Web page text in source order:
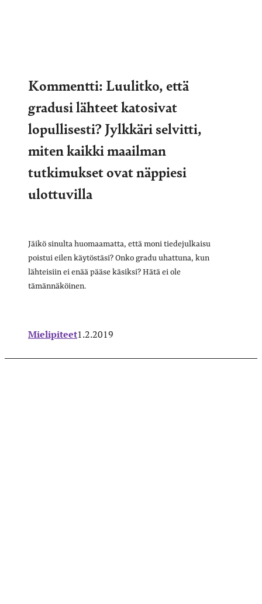
Kommentti: Luulitko, että
gradusi lähteet katosivat
lopullisesti? Jylkkäri selvitti,
miten kaikki maailman
tutkimukset ovat näppiesi
ulottuvilla
Jäikö sinulta huomaamatta, että moni tiedejulkaisu
poistui eilen käytöstäsi? Onko gradu uhattuna, kun
lähteisiin ei enää pääse käsiksi? Hätä ei ole
tämännäköinen.
Mielipiteet1.2.2019